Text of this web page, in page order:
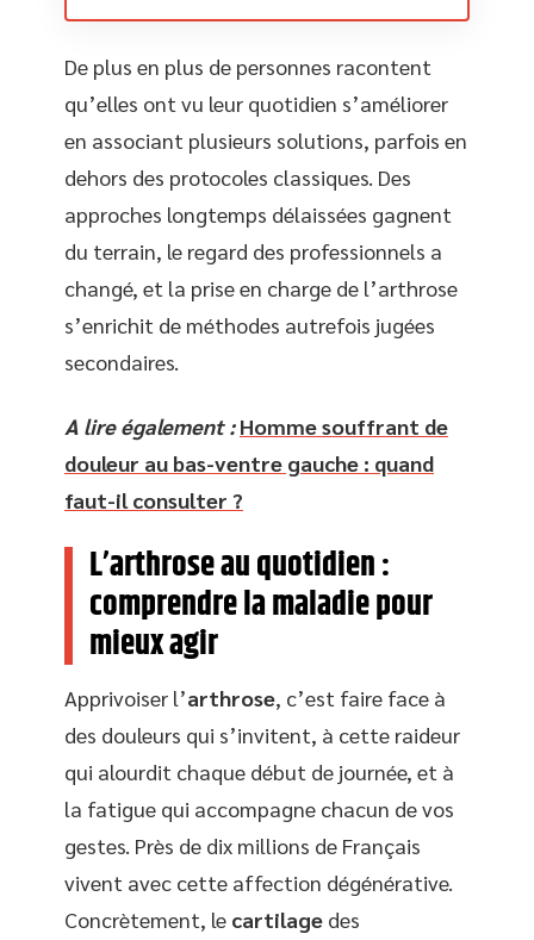
De plus en plus de personnes racontent
qu’elles ont vu leur quotidien s’améliorer
en associant plusieurs solutions, parfois en
dehors des protocoles classiques. Des
approches longtemps délaissées gagnent
du terrain, le regard des professionnels a
changé, et la prise en charge de l’arthrose
s’enrichit de méthodes autrefois jugées
secondaires.
A lire également : Homme souffrant de
douleur au bas-ventre gauche : quand
faut-il consulter ?
L’arthrose au quotidien :
comprendre la maladie pour
mieux agir
Apprivoiser l’arthrose, c’est faire face à
des douleurs qui s’invitent, à cette raideur
qui alourdit chaque début de journée, et à
la fatigue qui accompagne chacun de vos
gestes. Près de dix millions de Français
vivent avec cette affection dégénérative.
Concrètement, le cartilage des